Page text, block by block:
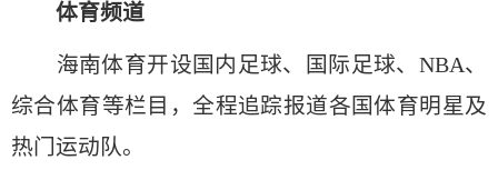
体育频道
海南体育开设国内足球、国际足球、NBA、
综合体育等栏目，全程追踪报道各国体育明星及
热门运动队。